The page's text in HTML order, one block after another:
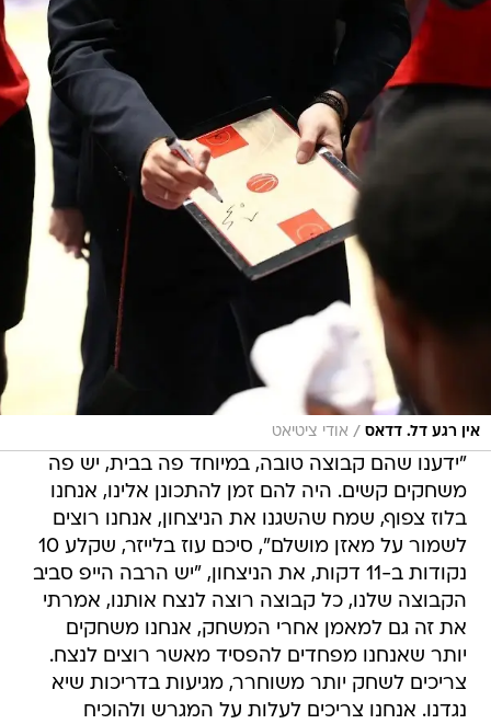
אין רגע דל. דדאס / אודי ציטיאט
"ידענו שהם קבוצה טובה, במיוחד פה בבית, יש פה
משחקים קשים. היה להם זמן להתכונן אלינו, אנחנו
בלוז צפוף, שמח שהשגנו את הניצחון, אנחנו רוצים
לשמור על מאזן מושלם", סיכם עוז בלייזר, שקלע 10
נקודות ב-11 דקות, את הניצחון, "יש הרבה הייפ סביב
הקבוצה שלנו, כל קבוצה רוצה לנצח אותנו, אמרתי
את זה גם למאמן אחרי המשחק, אנחנו משחקים
יותר שאנחנו מפחדים להפסיד מאשר רוצים לנצח.
צריכים לשחק יותר משוחרר, מגיעות בדריכות שיא
נגדנו. אנחנו צריכים לעלות על המגרש ולהוכיח